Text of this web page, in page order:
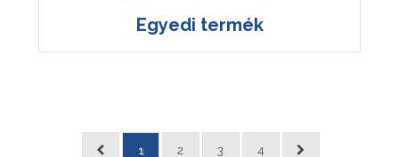
Egyedi termék
1 2 3 4